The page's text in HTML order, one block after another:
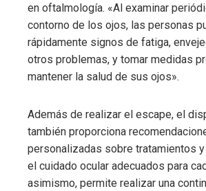
en oftalmología. «Al examinar
contorno de los ojos, las personas
rápidamente signos de fatiga,
otros problemas, y tomar medidas
mantener la salud de sus ojos».
Además de realizar el escape, el
también proporciona
personalizadas sobre tratamientos
el cuidado ocular adecuados para
asimismo, permite realizar una